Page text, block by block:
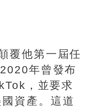
覆他第一屆任
年曾發布
，並要求
資產。這道